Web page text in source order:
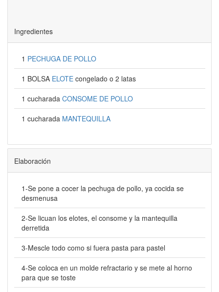
Ingredientes
1 PECHUGA DE POLLO
1 BOLSA ELOTE congelado o 2 latas
1 cucharada CONSOME DE POLLO
1 cucharada MANTEQUILLA
Elaboración
1-Se pone a cocer la pechuga de pollo, ya cocida se
desmenusa
2-Se licuan los elotes, el consome y la mantequilla
derretida
3-Mescle todo como si fuera pasta para pastel
4-Se coloca en un molde refractario y se mete al horno
para que se toste